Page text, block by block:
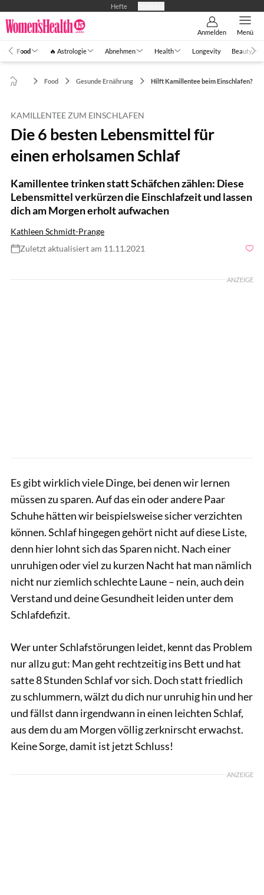
Hefte
Anmelden Menü
Food 🔥 Astrologie Abnehmen Health Longevity Beauty
Food Gesunde Ernährung Hilft Kamillentee beim Einschlafen?
KAMILLENTEE ZUM EINSCHLAFEN
Die 6 besten Lebensmittel für
einen erholsamen Schlaf
Kamillentee trinken statt Schäfchen zählen: Diese
Lebensmittel verkürzen die Einschlafzeit und lassen
dich am Morgen erholt aufwachen
Kathleen Schmidt-Prange
Zuletzt aktualisiert am 11.11.2021
ANZEIGE
Es gibt wirklich viele Dinge, bei denen wir lernen
müssen zu sparen. Auf das ein oder andere Paar
Schuhe hätten wir beispielsweise sicher verzichten
können. Schlaf hingegen gehört nicht auf diese Liste,
denn hier lohnt sich das Sparen nicht. Nach einer
unruhigen oder viel zu kurzen Nacht hat man nämlich
nicht nur ziemlich schlechte Laune – nein, auch dein
Verstand und deine Gesundheit leiden unter dem
Schlafdefizit.
Wer unter Schlafstörungen leidet, kennt das Problem
nur allzu gut: Man geht rechtzeitig ins Bett und hat
satte 8 Stunden Schlaf vor sich. Doch statt friedlich
zu schlummern, wälzt du dich nur unruhig hin und her
und fällst dann irgendwann in einen leichten Schlaf,
aus dem du am Morgen völlig zerknirscht erwachst.
Keine Sorge, damit ist jetzt Schluss!
ANZEIGE